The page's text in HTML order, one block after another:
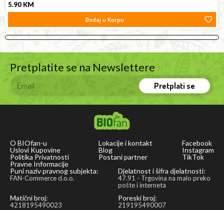
5.90 KM
Dodaj u Korpu
Pretplatite se na Newslettere
Pretplati se
O BIOfan-u
Uslovi Kupovine
Politika Privatnosti
Lokacije i kontakt
Blog
Postani partner
Facebook
Instagram
TikTok
Pravne Informacije
Puni naziv pravnog subjekta:
FAN-Commerce d.o.o.
Djelatnost i šifra djelatnosti:
47.91 - Trgovina na malo preko
pošte i interneta
Matični broj:
4218195490023
Poreski broj:
219195490007